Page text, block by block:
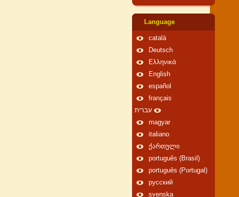
Language
català
Deutsch
Ελληνικά
English
español
français
עברית
magyar
italiano
ქართული
português (Brasil)
português (Portugal)
русский
svenska